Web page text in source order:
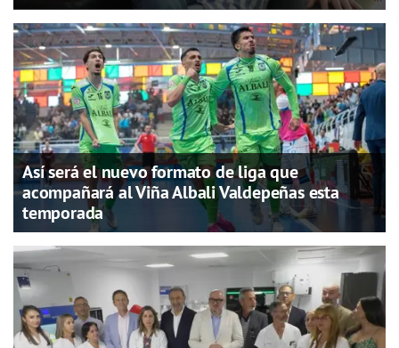
Así será el nuevo formato de liga que
acompañará al Viña Albali Valdepeñas esta
temporada